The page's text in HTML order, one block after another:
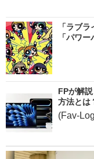
「ラブ
「パワ
FPが解
方法とは
(Fav-